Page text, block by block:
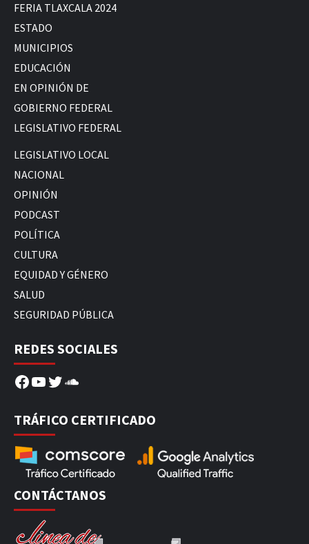
FERIA TLAXCALA 2024
ESTADO
MUNICIPIOS
EDUCACIÓN
EN OPINIÓN DE
GOBIERNO FEDERAL
LEGISLATIVO FEDERAL
LEGISLATIVO LOCAL
NACIONAL
OPINIÓN
PODCAST
POLÍTICA
CULTURA
EQUIDAD Y GÉNERO
SALUD
SEGURIDAD PÚBLICA
REDES SOCIALES
Facebook
YouTube
Twitter
SoundCloud
TRÁFICO CERTIFICADO
CONTÁCTANOS